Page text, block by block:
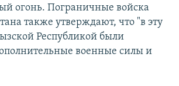
огонь. Пограничные войска
также утверждают, что "в эту
Республикой были
военные силы и